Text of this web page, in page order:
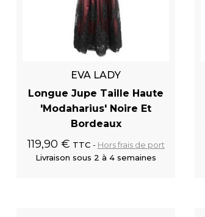
EVA LADY
Longue Jupe Taille Haute
'Modaharius' Noire Et
Bordeaux
119,90 € TTC
Hors frais de port
Livraison sous 2 à 4 semaines